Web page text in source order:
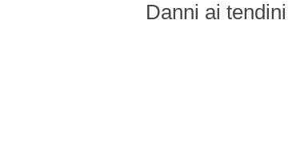
Danni ai tendini